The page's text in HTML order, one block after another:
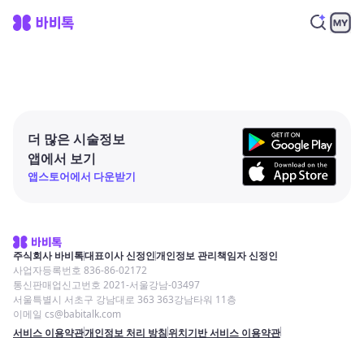
더 많은 시술정보
앱에서 보기
앱스토어에서 다운받기
주식회사 바비톡대표이사 신정인개인정보 관리책임자 신정인
사업자등록번호 836-86-02172
통신판매업신고번호 2021-서울강남-03497
서울특별시 서초구 강남대로 363 363강남타워 11층
이메일 cs@babitalk.com
서비스 이용약관개인정보 처리 방침위치기반 서비스 이용약관